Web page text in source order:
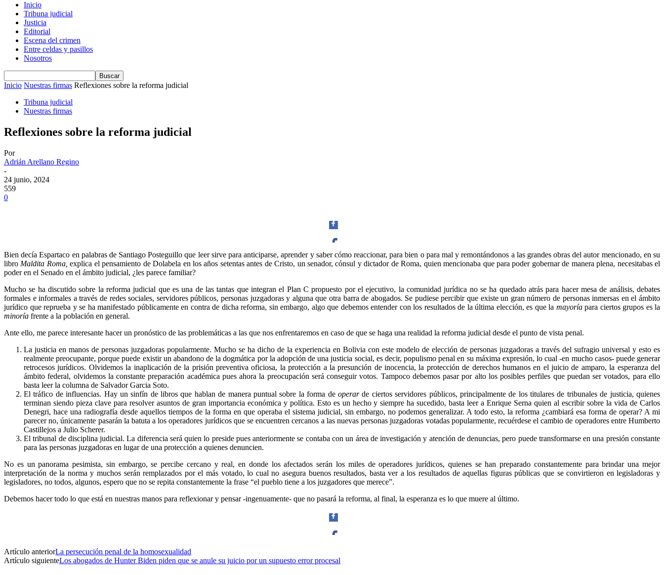
Inicio
Tribuna judicial
Justicia
Editorial
Escena del crimen
Entre celdas y pasillos
Nosotros
Inicio Nuestras firmas Reflexiones sobre la reforma judicial
Tribuna judicial
Nuestras firmas
Reflexiones sobre la reforma judicial
Por
Adrián Arellano Regino
-
24 junio, 2024
559
0
Facebook
Whatsapp
Bien decía Espartaco en palabras de Santiago Posteguillo que leer sirve para anticiparse, aprender y saber cómo reaccionar, para bien o para mal y remontándonos a las grandes obras del autor mencionado, en su
libro Maldita Roma,explica el pensamiento de Dolabela en los años setentas antes de Cristo, un senador, cónsul y dictador de Roma, quien mencionaba que para poder gobernar de manera plena, necesitabas el
poder en el Senado en el ámbito judicial, ¿les parece familiar?
Mucho se ha discutido sobre la reforma judicial que es una de las tantas que integran el Plan C propuesto por el ejecutivo, la comunidad jurídica no se ha quedado atrás para hacer mesa de análisis, debates
formales e informales a través de redes sociales, servidores públicos, personas juzgadoras y alguna que otra barra de abogados. Se pudiese percibir que existe un gran número de personas inmersas en el ámbito
jurídico que reprueba y se ha manifestado públicamente en contra de dicha reforma, sin embargo, algo que debemos entender con los resultados de la última elección, es que la mayoría para ciertos grupos es la
minoría frente a la población en general.
Ante ello, me parece interesante hacer un pronóstico de las problemáticas a las que nos enfrentaremos en caso de que se haga una realidad la reforma judicial desde el punto de vista penal.
La justicia en manos de personas juzgadoras popularmente. Mucho se ha dicho de la experiencia en Bolivia con este modelo de elección de personas juzgadoras a través del sufragio universal y esto es
realmente preocupante, porque puede existir un abandono de la dogmática por la adopción de una justicia social, es decir, populismo penal en su máxima expresión, lo cual -en mucho casos- puede generar
retrocesos jurídicos. Olvidemos la inaplicación de la prisión preventiva oficiosa, la protección a la presunción de inocencia, la protección de derechos humanos en el juicio de amparo, la esperanza del
ámbito federal, olvidemos la constante preparación académica pues ahora la preocupación será conseguir votos. Tampoco debemos pasar por alto los posibles perfiles que puedan ser votados, para ello
basta leer la columna de Salvador Garcia Soto.
El tráfico de influencias. Hay un sinfín de libros que hablan de manera puntual sobre la forma de operarde ciertos servidores públicos, principalmente de los titulares de tribunales de justicia, quienes
terminan siendo pieza clave para resolver asuntos de gran importancia económica y política. Esto es un hecho y siempre ha sucedido, basta leer a Enrique Serna quien al escribir sobre la vida de Carlos
Denegri, hace una radiografía desde aquellos tiempos de la forma en que operaba el sistema judicial, sin embargo, no podemos generalizar. A todo esto, la reforma ¿cambiará esa forma de operar? A mi
parecer no, únicamente pasarán la batuta a los operadores jurídicos que se encuentren cercanos a las nuevas personas juzgadoras votadas popularmente, recuérdese el cambio de operadores entre Humberto
Castillejos a Julio Scherer.
El tribunal de disciplina judicial. La diferencia será quien lo preside pues anteriormente se contaba con un área de investigación y atención de denuncias, pero puede transformarse en una presión constante
para las personas juzgadoras en lugar de una protección a quienes denuncien.
No es un panorama pesimista, sin embargo, se percibe cercano y real, en donde los afectados serán los miles de operadores jurídicos, quienes se han preparado constantemente para brindar una mejor
interpretación de la norma y muchos serán remplazados por el más votado, lo cual no asegura buenos resultados, basta ver a los resultados de aquellas figuras públicas que se convirtieron en legisladoras y
legisladores, no todos, algunos, espero que no se repita constantemente la frase “el pueblo tiene a los juzgadores que merece”.
Debemos hacer todo lo que está en nuestras manos para reflexionar y pensar -ingenuamente- que no pasará la reforma, al final, la esperanza es lo que muere al último.
Facebook
Artículo anteriorLa persecución penal de la homosexualidad
Artículo siguienteLos abogados de Hunter Biden piden que se anule su juicio por un supuesto error procesal